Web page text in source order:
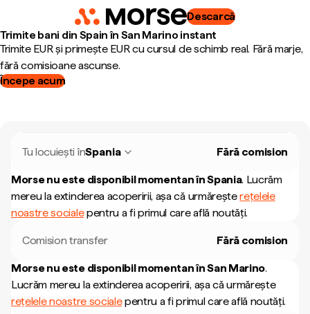
Descarcă
Trimite bani din Spain în San Marino instant
Trimite EUR și primește EUR cu cursul de schimb real. Fără marje,
fără comisioane ascunse.
Începe acum
Tu locuiești înSpania Fără comision
Morse nu este disponibil momentan înSpania. Lucrăm
mereu la extinderea acoperirii, așa că urmăreșterețelele
noastre socialepentru a fi primul care află noutăți.
Comision transfer Fără comision
Morse nu este disponibil momentan înSan Marino.
Lucrăm mereu la extinderea acoperirii, așa că urmărește
rețelele noastre socialepentru a fi primul care află noutăți.